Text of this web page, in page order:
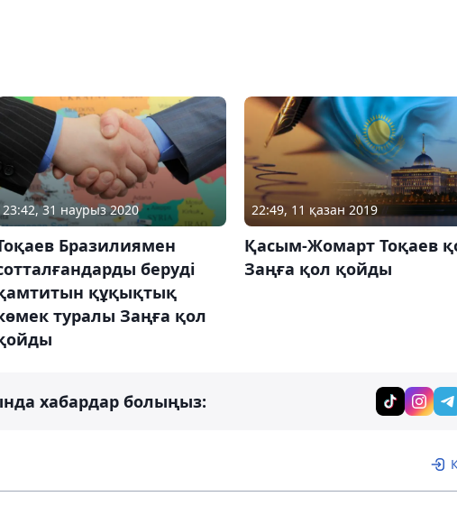
23:42, 31 наурыз 2020
Бразилиямен
беруді
құқықтық
туралы Заңға қол
22:49, 11 қазан 2019
Қасым-Жомарт Тоқаев
Заңға қол қойды
хабардар болыңыз: